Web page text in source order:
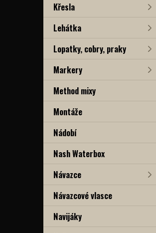
Křesla
Lehátka
Lopatky, cobry, praky
Markery
Method mixy
Montáže
Nádobí
Nash Waterbox
Návazce
Návazcové vlasce
Navijáky